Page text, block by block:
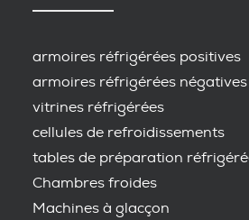
armoires réfrigérées positives
armoires réfrigérées négatives
vitrines réfrigérées
cellules de refroidissements
tables de préparation
Chambres froides
Machines à glacçon